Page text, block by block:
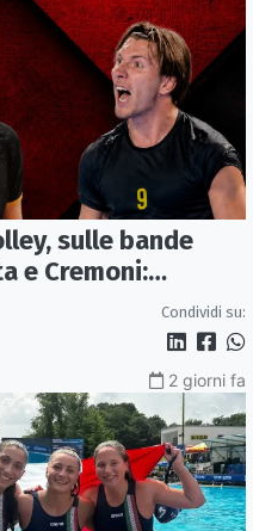
sulle bande
e Cremoni:
futuro per la Serie
Condividi su:
2 giorni fa